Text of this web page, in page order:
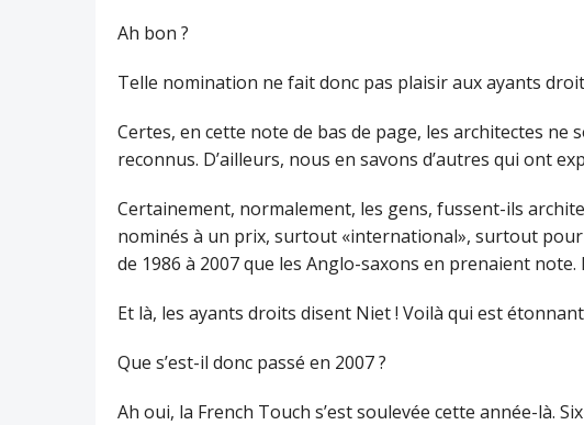
Ah bon ?
Telle nomination ne fait donc pas plaisir aux ayants
Certes, en cette note de bas de page, les architectes ne
reconnus. D’ailleurs, nous en savons d’autres qui ont
Certainement, normalement, les gens, fussent-ils
nominés à un prix, surtout «international», surtout
de 1986 à 2007 que les Anglo-saxons en prenaient note.
Et là, les ayants droits disent Niet ! Voilà qui est
Que s’est-il donc passé en 2007 ?
Ah oui, la French Touch s’est soulevée cette année-là.